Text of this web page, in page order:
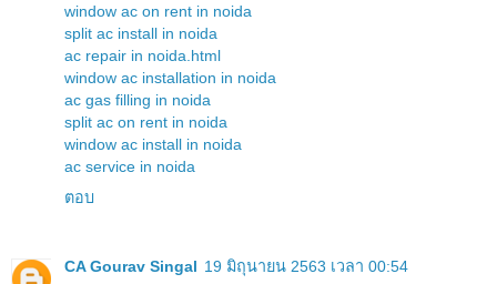
window ac on rent in noida
split ac install in noida
ac repair in noida.html
window ac installation in noida
ac gas filling in noida
split ac on rent in noida
window ac install in noida
ac service in noida
ตอบ
CA Gourav Singal 19 มิถุนายน 2563 เวลา 00:54